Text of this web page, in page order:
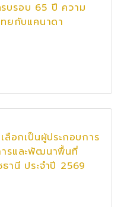
บรอบ 65 ปี ความ
ยกับแคนาดา
ลือกเป็นผู้ประกอบการ
รและพัฒนาพื้นที่
านี ประจำปี 2569